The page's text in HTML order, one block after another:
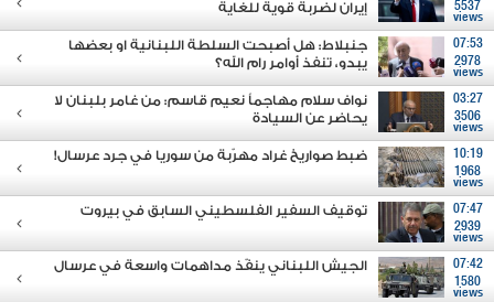
5537
views
إيران لضربة قوية للغاية
07:53
2978
views
جنبلاط: هل أصبحت السلطة اللبنانية او بعضها
يبدو، تنفذ أوامر رام الله؟
03:27
3506
views
نواف سلام مهاجماً نعيم قاسم: من غامر بلبنان لا
يحاضر عن السيادة
10:19
1968
views
ضبط صواريخ غراد مهرّبة من سوريا في جرد عرسال!
07:47
2939
views
توقيف السفير الفلسطيني السابق في بيروت
07:42
1580
views
الجيش اللبناني ينفّذ مداهمات واسعة في عرسال